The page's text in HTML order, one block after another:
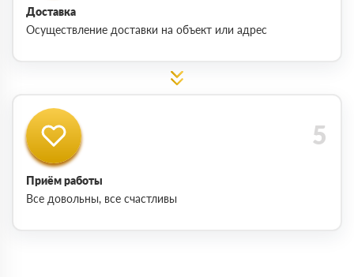
Доставка
Осуществление доставки на объект или адрес
Приём работы
Все довольны, все счастливы